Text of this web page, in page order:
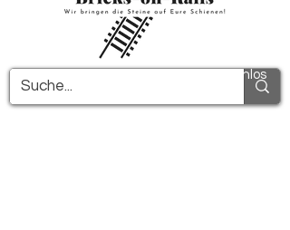
Alle PDF-Anleitungen werden kostenlos